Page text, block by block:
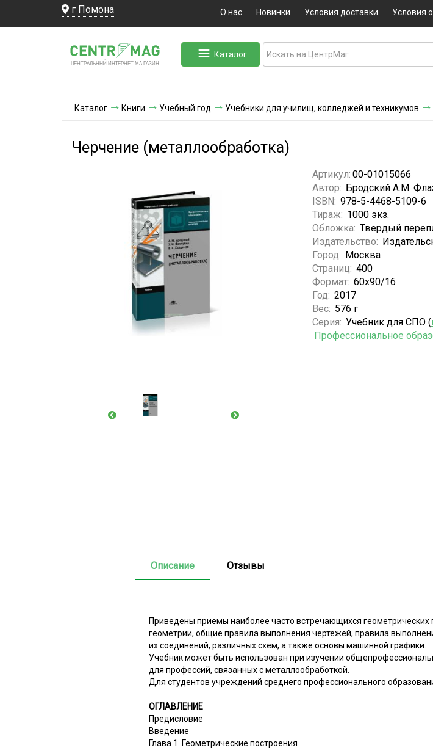
г Помона О нас Новинки Условия доставки Условия
ЦЕНТРАЛЬНЫЙ ИНТЕРНЕТ-МА ГАЗИН
Каталог
Каталог Книги Учебный год Учебники для училищ, колледжей и техникумов
Черчение (металлообработка)
Артикул: 00-01015066
Автор: Бродский А.М.
ISBN: 978-5-4468-5109-6
Тираж: 1000 экз.
Обложка: Твердый
Издательство:
Город: Москва
Страниц: 400
Формат: 60х90/16
Год: 2017
Вес: 576 г
Серия: Учебник для СПО (
Профессиональное
Описание Отзывы
Приведены приемы наиболее часто встречающихся
геометрии, общие правила выполнения чертежей, правила
их соединений, различных схем, а также основы машинной графики.
Учебник может быть использован при изучении
для профессий, связанных с металлообработкой.
Для студентов учреждений среднего профессионального
ОГЛАВЛЕНИЕ
Предисловие
Введение
Глава 1. Геометрические построения